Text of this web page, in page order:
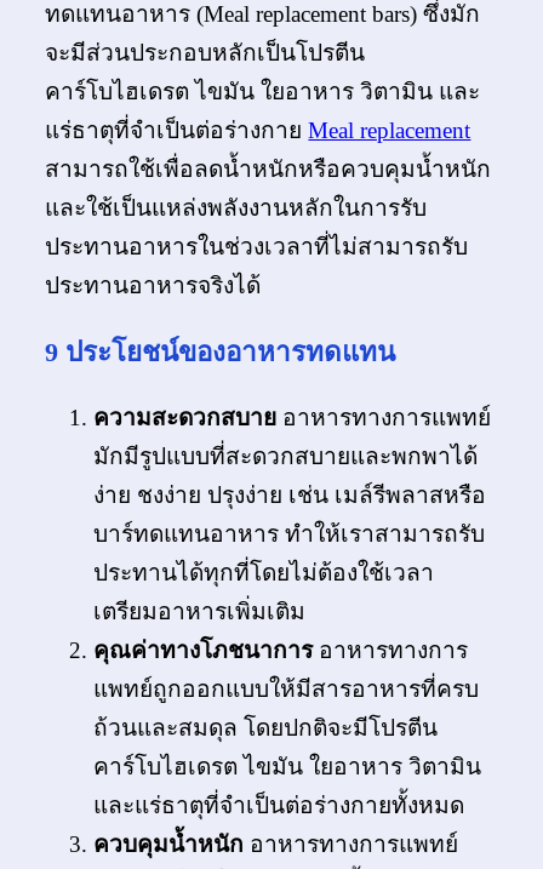
ทดแทนอาหาร (Meal replacement bars) ซึ่งมัก
จะมีส่วนประกอบหลักเป็นโปรตีน
คาร์โบไฮเดรต ไขมัน ใยอาหาร วิตามิน และ
แร่ธาตุที่จำเป็นต่อร่างกายMeal replacement
สามารถใช้เพื่อลดน้ำหนักหรือควบคุมน้ำหนัก
และใช้เป็นแหล่งพลังงานหลักในการรับ
ประทานอาหารในช่วงเวลาที่ไม่สามารถรับ
ประทานอาหารจริงได้
9 ประโยชน์ของอาหารทดแทน
ความสะดวกสบาย อาหารทางการแพทย์
มักมีรูปแบบที่สะดวกสบายและพกพาได้
ง่าย ชงง่าย ปรุงง่าย เช่น เมล์รีพลาสหรือ
บาร์ทดแทนอาหาร ทำให้เราสามารถรับ
ประทานได้ทุกที่โดยไม่ต้องใช้เวลา
เตรียมอาหารเพิ่มเติม
คุณค่าทางโภชนาการอาหารทางการ
แพทย์ถูกออกแบบให้มีสารอาหารที่ครบ
ถ้วนและสมดุล โดยปกติจะมีโปรตีน
คาร์โบไฮเดรต ไขมัน ใยอาหาร วิตามิน
และแร่ธาตุที่จำเป็นต่อร่างกายทั้งหมด
ควบคุมน้ำหนัก อาหารทางการแพทย์